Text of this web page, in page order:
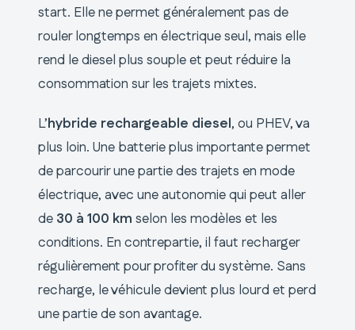
start. Elle ne permet généralement pas de
rouler longtemps en électrique seul, mais elle
rend le diesel plus souple et peut réduire la
consommation sur les trajets mixtes.
L’hybride rechargeable diesel, ou PHEV, va
plus loin. Une batterie plus importante permet
de parcourir une partie des trajets en mode
électrique, avec une autonomie qui peut aller
de 30 à 100 km selon les modèles et les
conditions. En contrepartie, il faut recharger
régulièrement pour profiter du système. Sans
recharge, le véhicule devient plus lourd et perd
une partie de son avantage.